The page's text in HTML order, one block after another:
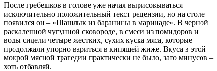
После гребешков в голове уже начал вырисовываться
исключительно положительный текст рецензии, но на столе
появился он – «Шашлык из баранины в маринаде». В черной
раскаленной чугунной сковороде, в смеси из помидоров и
воды сидели четыре жестких, сухих куска мяса, которые
продолжали упорно вариться в кипящей жиже. Вкуса в этой
мокрой мясной трагедии практически не было, зато минусов –
хоть отбавляй.